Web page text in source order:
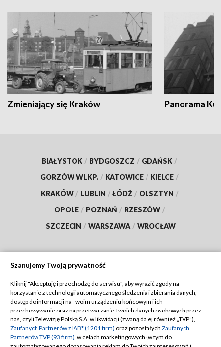
Zmieniający się Kraków Panorama
BIAŁYSTOK / BYDGOSZCZ / GDAŃSK /
GORZÓW WLKP. / KATOWICE / KIELCE /
KRAKÓW / LUBLIN / ŁÓDŹ / OLSZTYN /
OPOLE / POZNAŃ / RZESZÓW /
SZCZECIN / WARSZAWA / WROCŁAW
TVP
Abonament TVP
Emisja w TVP
Centrum informacji TVP
Regulamin TVP
Polityka prywatności
Moje zgody
Szanujemy Twoją prywatność
Kliknij "Akceptuję i przechodzę do serwisu", aby wyrazić zgody na
korzystanie z technologii automatycznego śledzenia i zbierania danych,
dostęp do informacji na Twoim urządzeniu końcowym i ich
przechowywanie oraz na przetwarzanie Twoich danych osobowych przez
nas, czyli Telewizję Polską S.A. w likwidacji (zwaną dalej również „TVP”),
Zaufanych Partnerów z IAB* (1201 firm) oraz pozostałych Zaufanych
Partnerów TVP (93 firm), w celach marketingowych (w tym do